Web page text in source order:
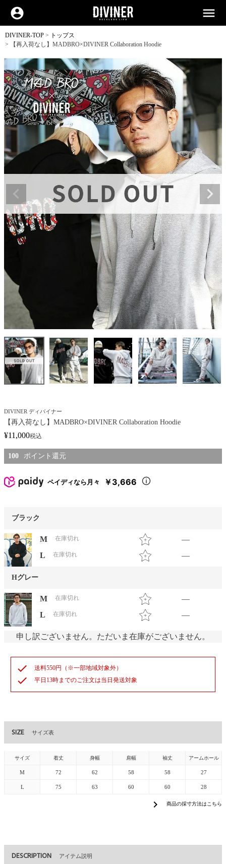
account_circle menu
DIVINER-TOP
トップス
【再入荷なし】MADBRO×DIVINER Collaboration Hoodie
DIVINER ディバイナー
【再入荷なし】MADBRO×DIVINER Collaboration Hoodie
¥11,000税込
100
ペイディなら月々 ￥3,666
ブラック
M 在庫切れ
—
L
在庫切れ —
Hグレー
M 在庫切れ
—
L
在庫切れ —
申し訳ございません。ただいま在庫がございません。
check 送料550円（※一部地域対象外）
check 平日13時までのご注文は当日発送対象
SIZE サイズ表
サイズ 着丈 身幅 肩幅 袖丈 アームホール
M 72 62 58 58 27
L 75 63 60 60 28
chevron_right 商品の採寸方法はこちら
DESCRIPTION アイテム説明